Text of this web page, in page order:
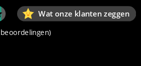
Wat onze klanten zeggen